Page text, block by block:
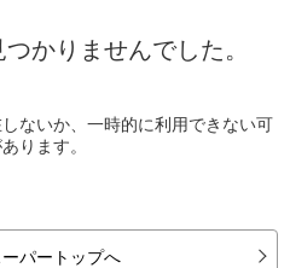
かりませんでした。
ないか、一時的に利用できない可
ります。
パートップへ